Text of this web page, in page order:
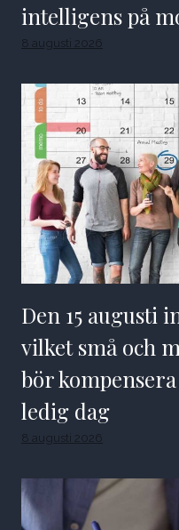
intelligens på
8 augusti 2026
Den 15 augusti
vilket små och
bör
ledig dag
8 augusti 2026